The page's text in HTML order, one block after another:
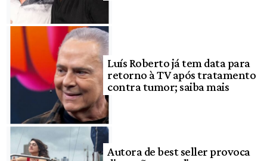
Luís Roberto já tem data para
retorno à TV após tratamento
contra tumor; saiba mais
Autora de best seller provoca